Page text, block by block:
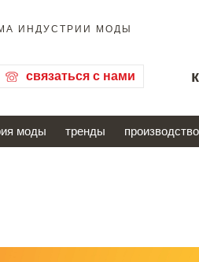
ИНДУСТРИИ МОДЫ
связаться с нами
моды тренды производство